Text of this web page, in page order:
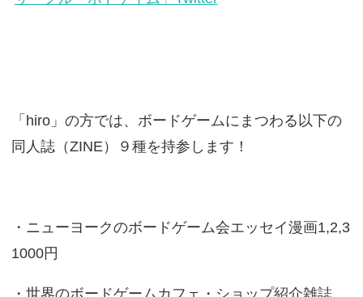
「hiro」の方では、ボードゲームにまつわる以下の
同人誌（ZINE）９種を持参します！
・ニューヨークのボードゲーム会エッセイ漫画1,2,3
1000円